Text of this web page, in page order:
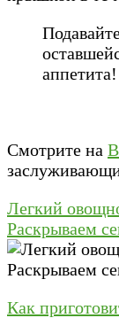
аппетита!
Смотрите на
Легкий
Раскрываем
Как